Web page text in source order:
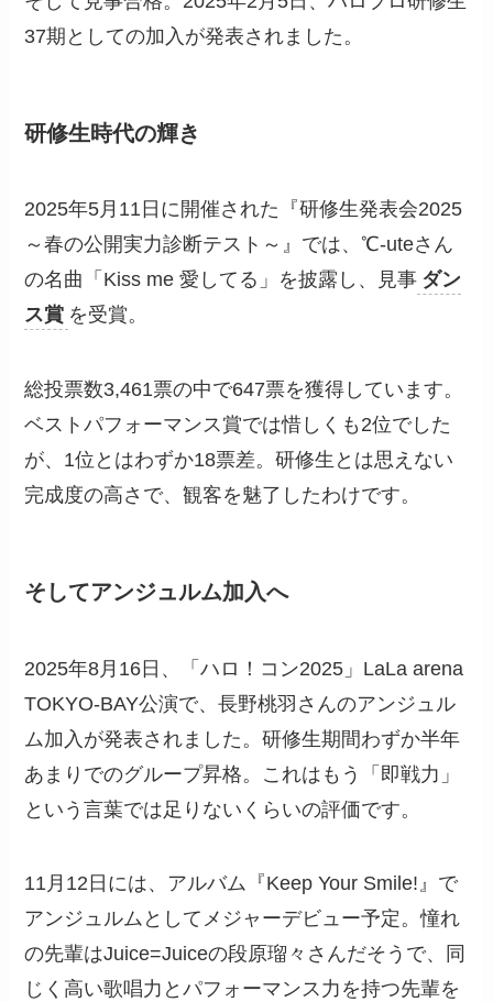
37期としての加入が発表されました。
研修生時代の輝き
2025年5月11日に開催された『研修生発表会2025
～春の公開実力診断テスト～』では、℃-uteさん
の名曲「Kiss me 愛してる」を披露し、見事 ダン
ス賞 を受賞。
総投票数3,461票の中で647票を獲得しています。
ベストパフォーマンス賞では惜しくも2位でした
が、1位とはわずか18票差。研修生とは思えない
完成度の高さで、観客を魅了したわけです。
そしてアンジュルム加入へ
2025年8月16日、「ハロ！コン2025」LaLa arena
TOKYO-BAY公演で、長野桃羽さんのアンジュル
ム加入が発表されました。研修生期間わずか半年
あまりでのグループ昇格。これはもう「即戦力」
という言葉では足りないくらいの評価です。
11月12日には、アルバム『Keep Your Smile!』で
アンジュルムとしてメジャーデビュー予定。憧れ
の先輩はJuice=Juiceの段原瑠々さんだそうで、同
じく高い歌唱力とパフォーマンス力を持つ先輩を